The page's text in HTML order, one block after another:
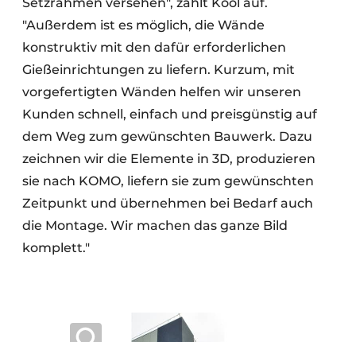
"Außerdem ist es möglich, die Wände
konstruktiv mit den dafür erforderlichen
Gießeinrichtungen zu liefern. Kurzum, mit
vorgefertigten Wänden helfen wir unseren
Kunden schnell, einfach und preisgünstig auf
dem Weg zum gewünschten Bauwerk. Dazu
zeichnen wir die Elemente in 3D, produzieren
sie nach KOMO, liefern sie zum gewünschten
Zeitpunkt und übernehmen bei Bedarf auch
die Montage. Wir machen das ganze Bild
komplett."